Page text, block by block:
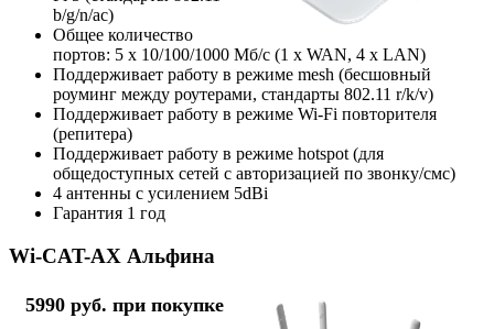
b/g/n/ac)
Общее количество
портов: 5 х 10/100/1000 Мб/с (1 x WAN, 4 x LAN)
Поддерживает работу в режиме mesh (бесшовный
роуминг между роутерами, стандарты 802.11 r/k/v)
Поддерживает работу в режиме Wi-Fi повторителя
(репитера)
Поддерживает работу в режиме hotspot (для
общедоступных сетей с авторизацией по звонку/смс)
4 антенны с усилением 5dBi
Гарантия 1 год
Wi-CAT-AX Альфина
5990 руб. при покупке